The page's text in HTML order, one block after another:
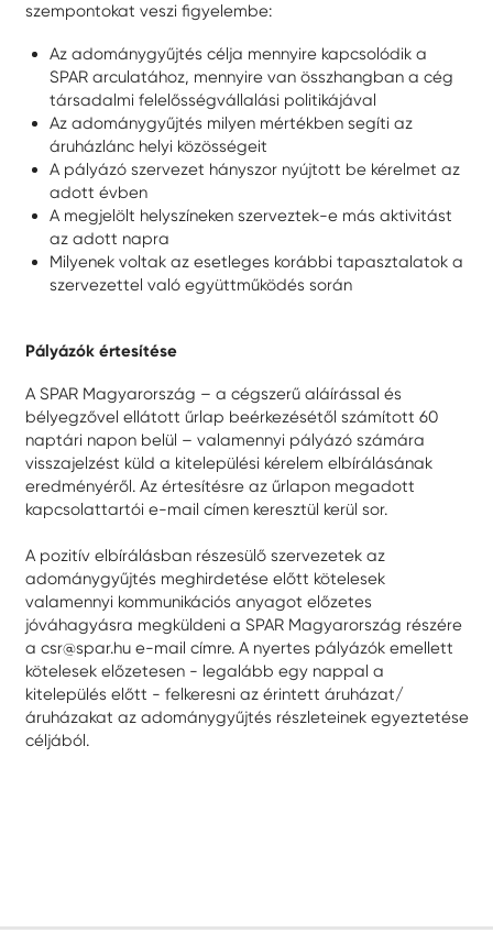
szempontokat veszi figyelembe:
Az adománygyűjtés célja mennyire kapcsolódik a
SPAR arculatához, mennyire van összhangban a cég
társadalmi felelősségvállalási politikájával
Az adománygyűjtés milyen mértékben segíti az
áruházlánc helyi közösségeit
A pályázó szervezet hányszor nyújtott be kérelmet az
adott évben
A megjelölt helyszíneken szerveztek-e más aktivitást
az adott napra
Milyenek voltak az esetleges korábbi tapasztalatok a
szervezettel való együttműködés során
Pályázók értesítése
A SPAR Magyarország – a cégszerű aláírással és
bélyegzővel ellátott űrlap beérkezésétől számított 60
naptári napon belül – valamennyi pályázó számára
visszajelzést küld a kitelepülési kérelem elbírálásának
eredményéről. Az értesítésre az űrlapon megadott
kapcsolattartói e-mail címen keresztül kerül sor.
A pozitív elbírálásban részesülő szervezetek az
adománygyűjtés meghirdetése előtt kötelesek
valamennyi kommunikációs anyagot előzetes
jóváhagyásra megküldeni a SPAR Magyarország részére
a csr@spar.hu e-mail címre. A nyertes pályázók emellett
kötelesek előzetesen - legalább egy nappal a
kitelepülés előtt - felkeresni az érintett áruházat/
áruházakat az adománygyűjtés részleteinek egyeztetése
céljából.